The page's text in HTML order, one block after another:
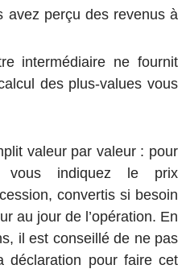
avez perçu des revenus à
intermédiaire ne fournit
des plus-values vous
valeur par valeur : pour
vous indiquez le prix
convertis si besoin
au jour de l’opération. En
il est conseillé de ne pas
déclaration pour faire cet